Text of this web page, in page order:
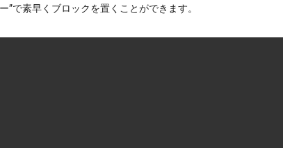
で素早くブロックを置くことができます。